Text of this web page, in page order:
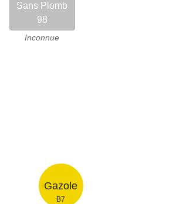
Sans Plomb
98
Inconnue
Gazole
B7